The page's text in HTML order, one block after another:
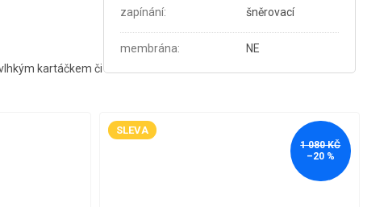
kartáčkem či
zapínání: šněrovací
membrána: NE
SLEVA
1 080 KČ
–20 %